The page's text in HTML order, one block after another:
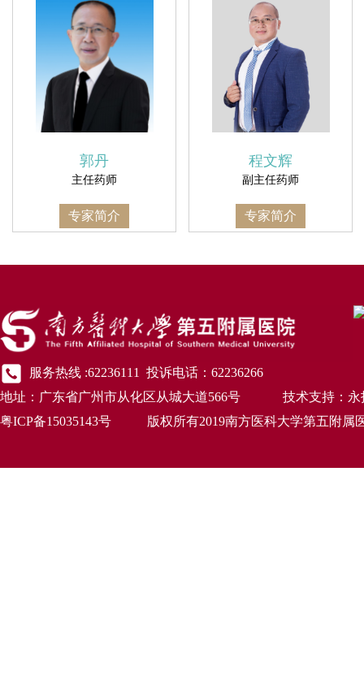
郭丹
主任药师
专家简介
程文辉
副主任药师
专家简介
服务热线 :62236111 投诉电话：62236266
地址：广东省广州市从化区从城大道566号 技术支持：永
粤ICP备15035143号 版权所有2019南方医科大学第五附属